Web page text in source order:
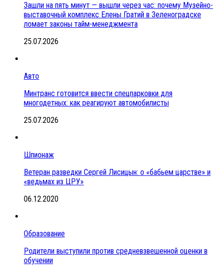
Зашли на пять минут — вышли через час: почему Музейно-
выставочный комплекс Елены Гратий в Зеленоградске
ломает законы тайм-менеджмента
25.07.2026
Авто
Минтранс готовится ввести спецпарковки для
многодетных: как реагируют автомобилисты
25.07.2026
Шпионаж
Ветеран разведки Сергей Лисицын: о «бабьем царстве» и
«ведьмах из ЦРУ»
06.12.2020
Образование
Родители выступили против средневзвешенной оценки в
обучении